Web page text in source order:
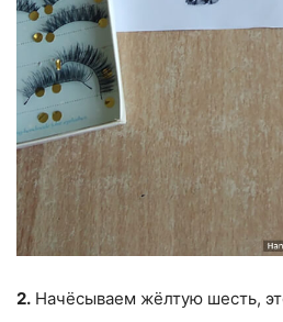
2. Начёсываем жёлтую шесть,